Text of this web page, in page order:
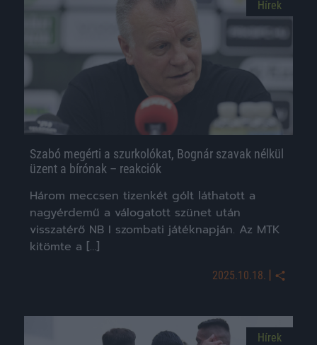
Hírek
Szabó megérti a szurkolókat, Bognár szavak nélkül
üzent a bírónak – reakciók
Három meccsen tizenkét gólt láthatott a
nagyérdemű a válogatott szünet után
visszatérő NB I szombati játéknapján. Az MTK
kitömte a […]
2025.10.18. |
Hírek